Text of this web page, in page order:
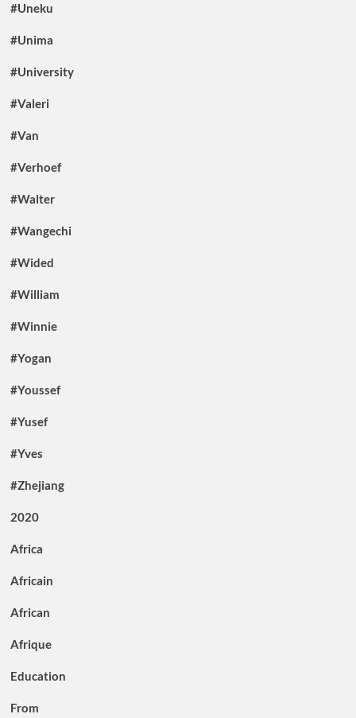
#Uneku
#Unima
#University
#Valeri
#Van
#Verhoef
#Walter
#Wangechi
#Wided
#William
#Winnie
#Yogan
#Youssef
#Yusef
#Yves
#Zhejiang
2020
Africa
Africain
African
Afrique
Education
From